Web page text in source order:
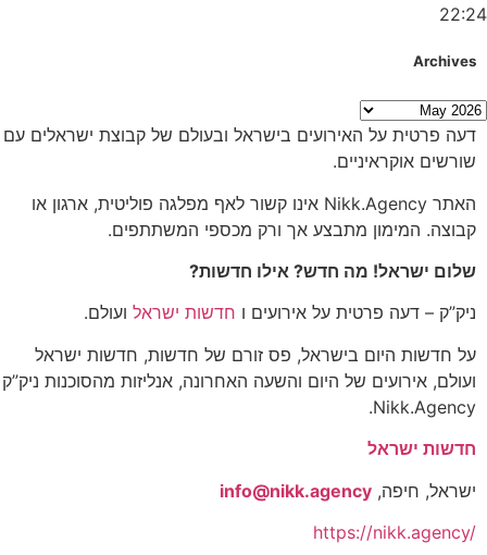
22:24
Archives
דעה פרטית על האירועים בישראל ובעולם של קבוצת ישראלים עם
שורשים אוקראיניים.
האתר Nikk.Agency אינו קשור לאף מפלגה פוליטית, ארגון או
קבוצה. המימון מתבצע אך ורק מכספי המשתתפים.
שלום ישראל! מה חדש? אילו חדשות?
ניק”ק – דעה פרטית על אירועים ו חדשות ישראל ועולם.
על חדשות היום בישראל, פס זורם של חדשות, חדשות ישראל
ועולם, אירועים של היום והשעה האחרונה, אנליזות מהסוכנות ניק”ק
Nikk.Agency.
חדשות ישראל
ישראל, חיפה, info@nikk.agency
https://nikk.agency/